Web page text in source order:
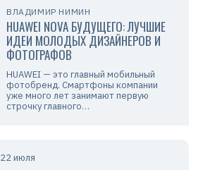
ВЛАДИМИР НИМИН
HUAWEI NOVA БУДУЩЕГО: ЛУЧШИЕ
ИДЕИ МОЛОДЫХ ДИЗАЙНЕРОВ И
ФОТОГРАФОВ
HUAWEI — это главный мобильный
фотобренд. Смартфоны компании
уже много лет занимают первую
строчку главного…
22 июля